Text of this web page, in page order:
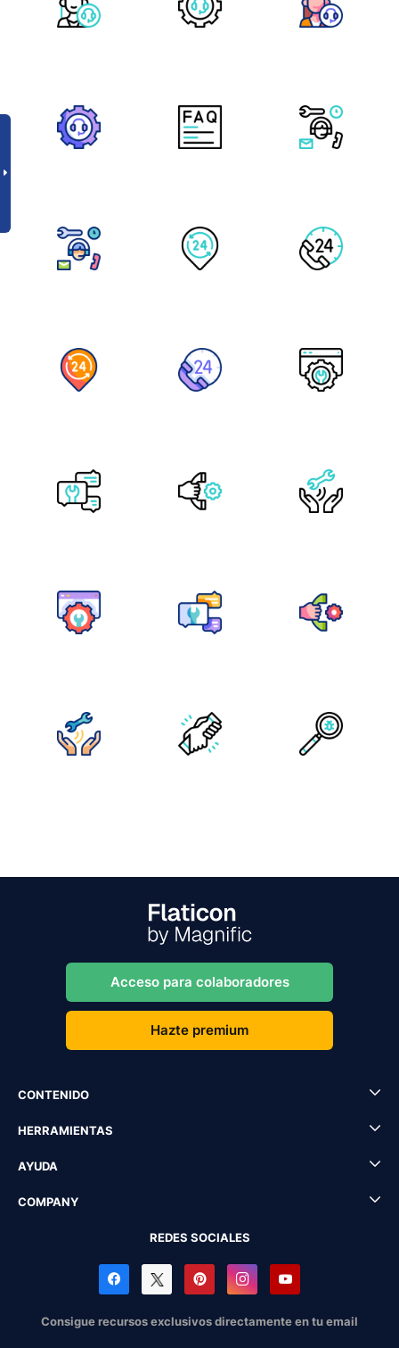
Acceso para colaboradores
Hazte premium
CONTENIDO
HERRAMIENTAS
AYUDA
COMPANY
REDES SOCIALES
Consigue recursos exclusivos directamente en tu email